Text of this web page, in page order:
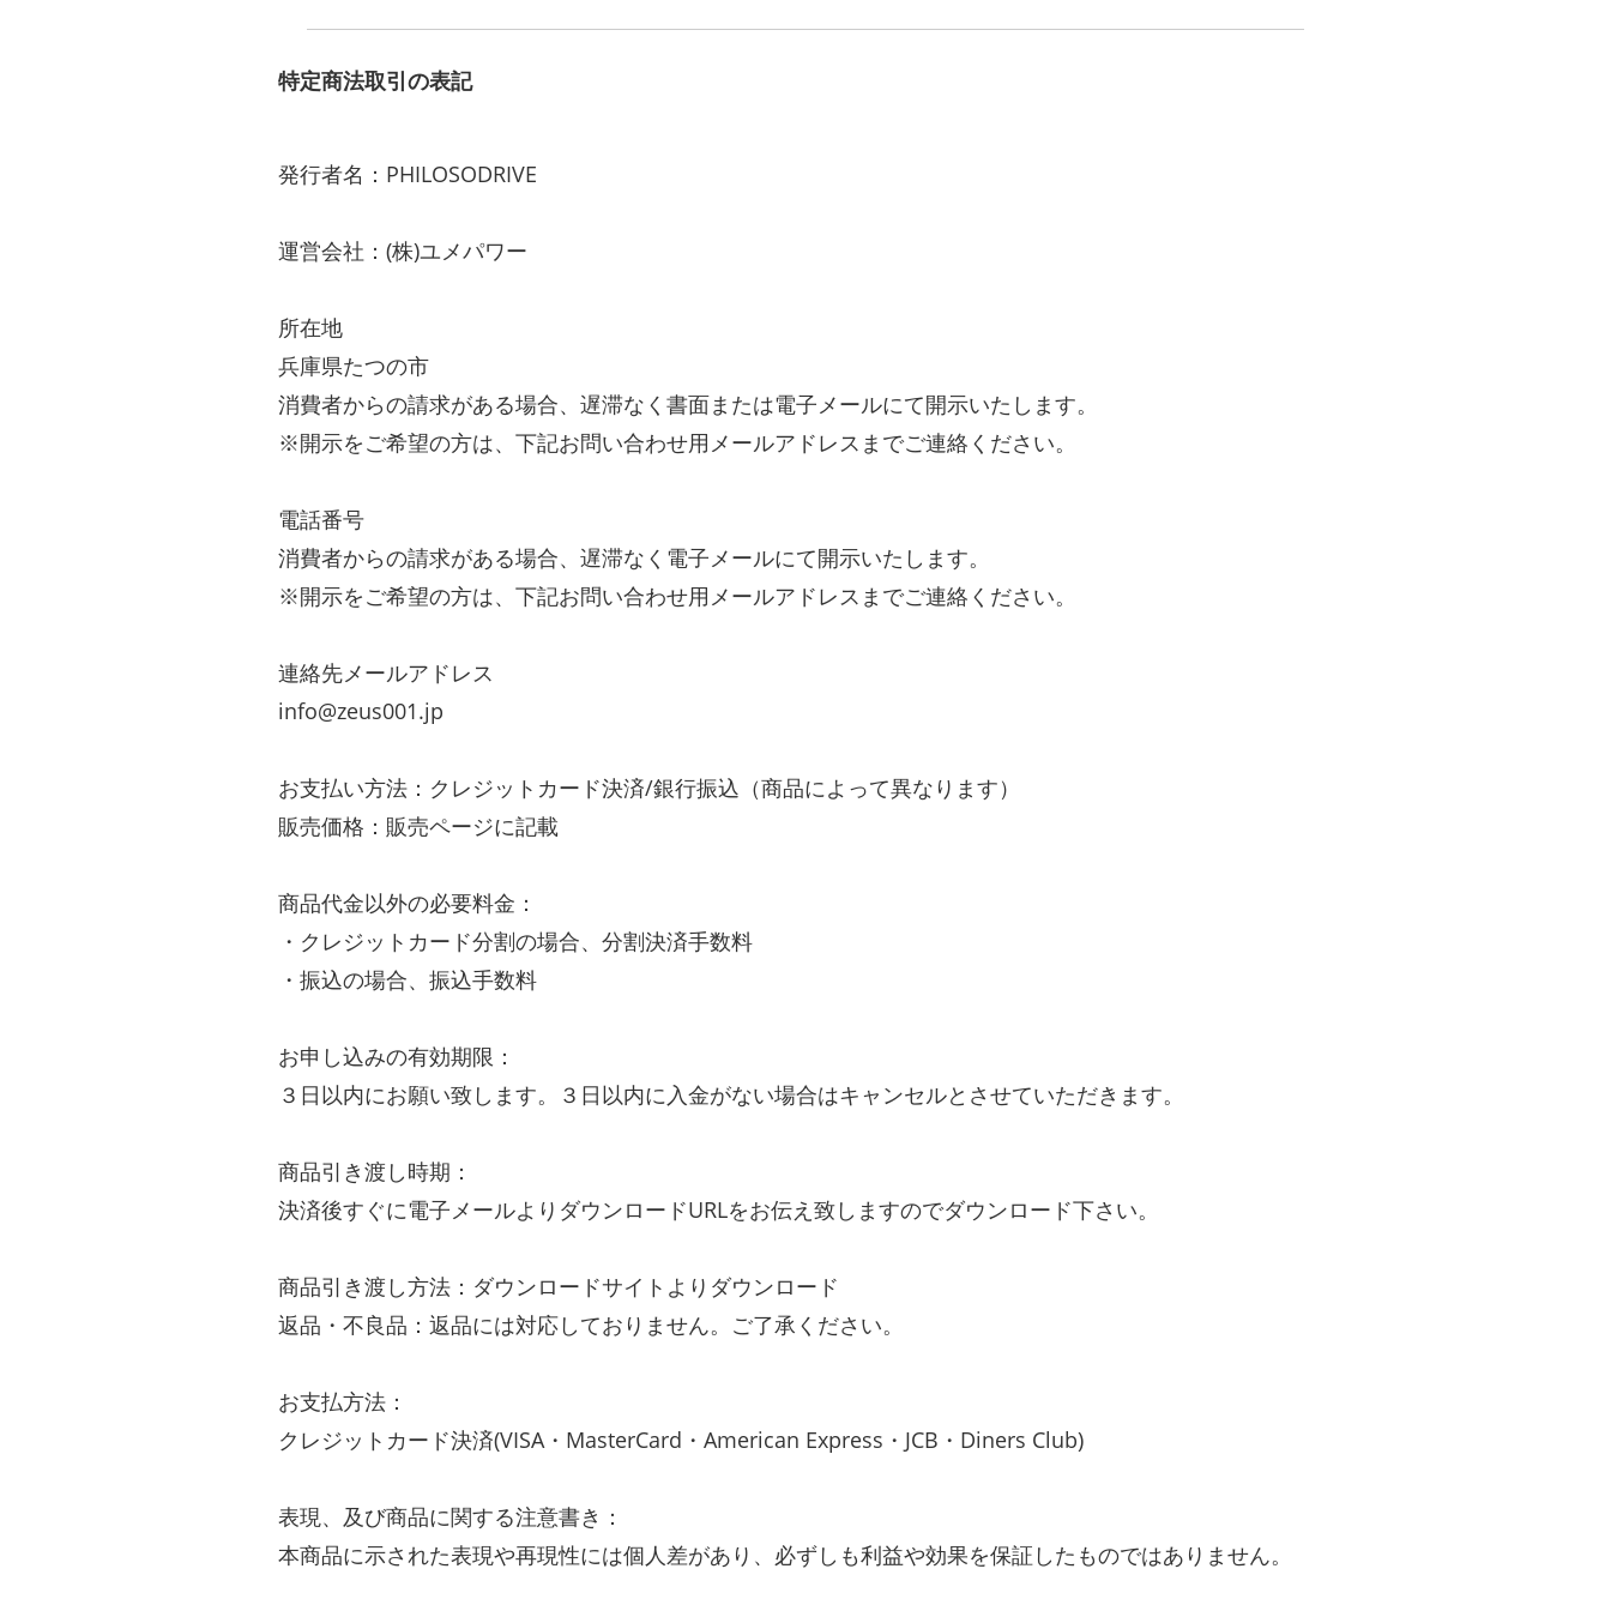
特定商法取引の表記
発行者名：PHILOSODRIVE
運営会社：(株)ユメパワー
所在地
兵庫県たつの市
消費者からの請求がある場合、遅滞なく書面または電子メールにて開示いたします。
※開示をご希望の方は、下記お問い合わせ用メールアドレスまでご連絡ください。
電話番号
消費者からの請求がある場合、遅滞なく電子メールにて開示いたします。
※開示をご希望の方は、下記お問い合わせ用メールアドレスまでご連絡ください。
連絡先メールアドレス
info@zeus001.jp
お支払い方法：クレジットカード決済/銀行振込（商品によって異なります）
販売価格：販売ページに記載
商品代金以外の必要料金：
・クレジットカード分割の場合、分割決済手数料
・振込の場合、振込手数料
お申し込みの有効期限：
３日以内にお願い致します。３日以内に入金がない場合はキャンセルとさせていただきます。
商品引き渡し時期：
決済後すぐに電子メールよりダウンロードURLをお伝え致しますのでダウンロード下さい。
商品引き渡し方法：ダウンロードサイトよりダウンロード
返品・不良品：返品には対応しておりません。ご了承ください。
お支払方法：
クレジットカード決済(VISA・MasterCard・American Express・JCB・Diners Club)
表現、及び商品に関する注意書き：
本商品に示された表現や再現性には個人差があり、必ずしも利益や効果を保証したものではありません。